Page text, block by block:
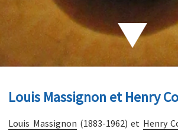
Louis Massignon et Henry
Louis Massignon (1883-1962) et Henry